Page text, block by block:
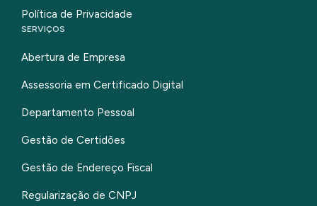
Política de Privacidade
SERVIÇOS
Abertura de Empresa
Assessoria em Certificado Digital
Departamento Pessoal
Gestão de Certidões
Gestão de Endereço Fiscal
Regularização de CNPJ